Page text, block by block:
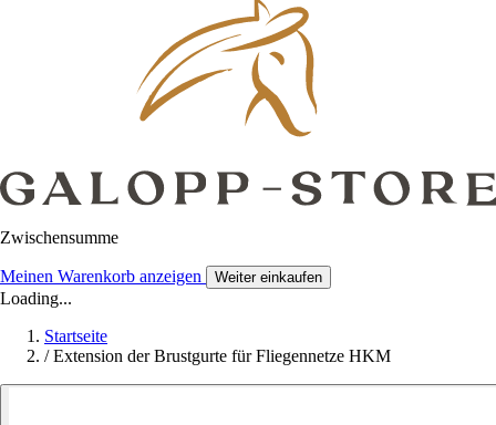
Zwischensumme
Meinen Warenkorb anzeigen Weiter einkaufen
Loading...
Startseite
/ Extension der Brustgurte für Fliegennetze HKM